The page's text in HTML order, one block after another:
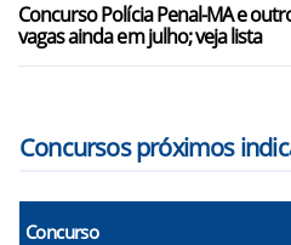
Concurso Polícia Penal-MA e
vagas ainda em julho; veja lista
Concursos próximos
Concurso